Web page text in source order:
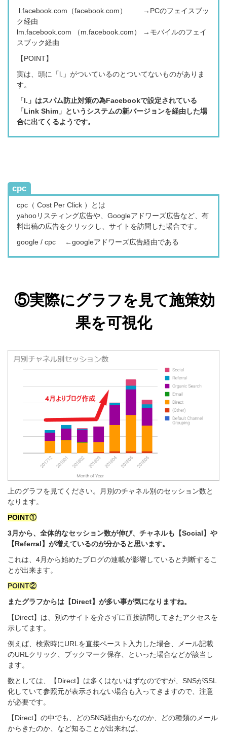
l.facebook.com（facebook.com） →PCのフェイスブッ
ク経由
lm.facebook.com （m.facebook.com） →モバイルのフェイ
スブック経由
【POINT】
実は、頭に「l.」がついているのとついてないものがありま
す。
「l.」はスパム防止対策の為Facebookで設定されている
「Link Shim」というシステムの新バージョンを経由した場
合に出てくるようです。
cpc
cpc（ Cost Per Click ）とは
yahooリスティング広告や、Googleアドワーズ広告など、 有
料出稿の広告をクリックし、サイトを訪問した場合です。
google / cpc ←googleアドワーズ広告経由である
⑤実際にグラフを見て施策効
果を可視化
上のグラフを見てください。月別のチャネル別のセッション数と
なります。
POINT①
3月から、全体的なセッション数が伸び、チャネルも【Social】や
【Referral】が増えているのが分かると思います。
これは、4月から始めたブログの連載が影響していると判断するこ
とが出来ます。
POINT②
またグラフからは【Direct】が多い事が気になりますね。
【Direct】は、 別のサイトを介さずに直接訪問してきたアクセスを
示してます。
例えば、検索時にURLを直接ペースト入力した場合、メール記載
のURLクリック、 ブックマーク保存、といった場合などが該当し
ます。
数としては、【Direct】は多くはないはずなのですが、SNSがSSL
化していて参照元が表示されない場合も入ってきますので、注意
が必要です。
【Direct】の中でも、どのSNS経由からなのか、どの種類のメール
からきたのか、など知ることが出来れば、